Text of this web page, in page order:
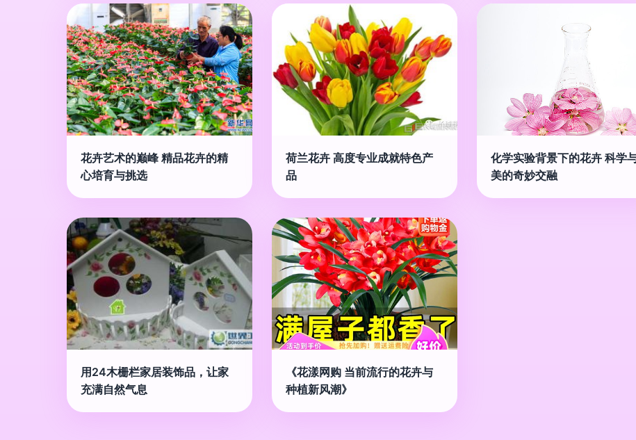
花卉艺术的巅峰 精品花卉的精
心培育与挑选
荷兰花卉 高度专业成就特色产
品
化学实验背景下的花卉 科学
美的奇妙交融
用24木栅栏家居装饰品，让家
充满自然气息
《花漾网购 当前流行的花卉与
种植新风潮》